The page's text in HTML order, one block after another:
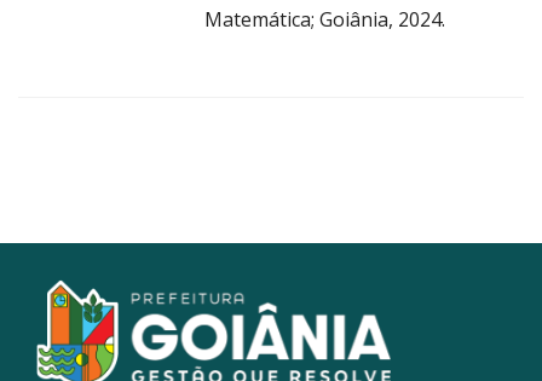
Matemática; Goiânia, 2024.